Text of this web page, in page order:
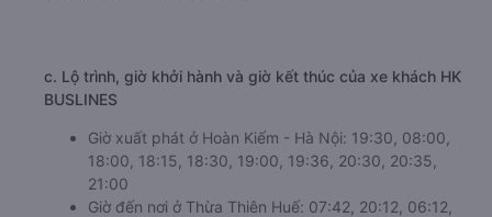
c. Lộ trình, giờ khởi hành và giờ kết thúc của xe khách HK
BUSLINES
Giờ xuất phát ở Hoàn Kiếm - Hà Nội: 19:30, 08:00,
18:00, 18:15, 18:30, 19:00, 19:36, 20:30, 20:35,
21:00
Giờ đến nơi ở Thừa Thiên Huế: 07:42, 20:12, 06:12,